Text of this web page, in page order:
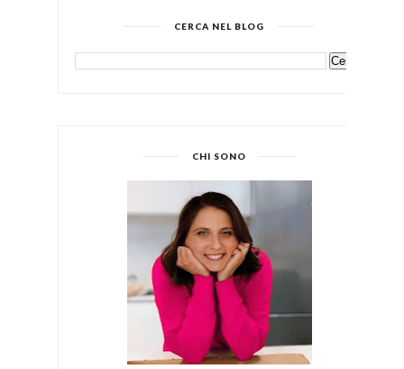
CERCA NEL BLOG
CHI SONO